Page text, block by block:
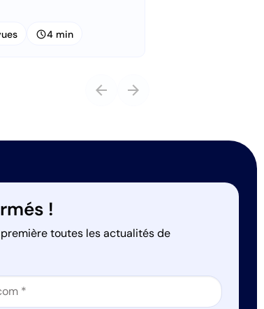
schedule4 min
arrow_back arrow_forward
!
toutes les actualités de